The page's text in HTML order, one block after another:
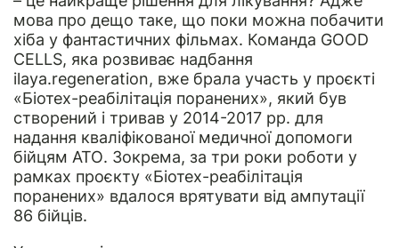
мова про дещо таке, що поки можна побачити
хіба у фантастичних фільмах. Команда GOOD
CELLS, яка розвиває надбання
ilaya.regeneration, вже брала участь у проєкті
«Біотех-реабілітація поранених», який був
створений і тривав у 2014-2017 рр. для
надання кваліфікованої медичної допомоги
бійцям АТО. Зокрема, за три роки роботи у
рамках проєкту «Біотех-реабілітація
поранених» вдалося врятувати від ампутації
86 бійців.